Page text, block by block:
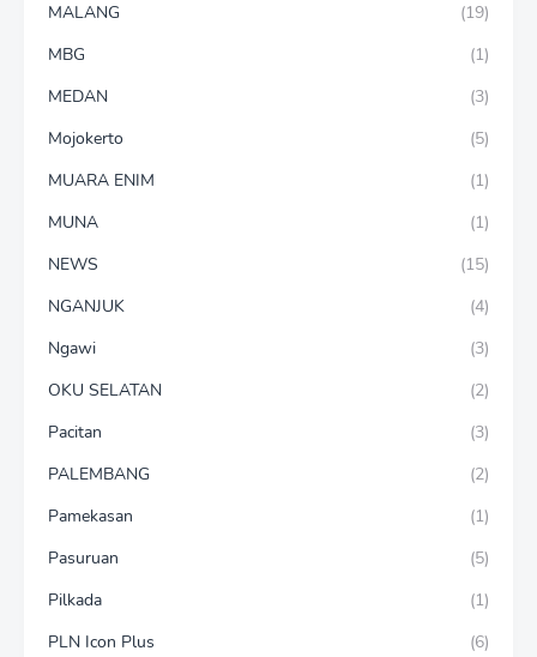
MALANG
(19)
MBG
(1)
MEDAN
(3)
Mojokerto
(5)
MUARA ENIM
(1)
MUNA
(1)
NEWS
(15)
NGANJUK
(4)
Ngawi
(3)
OKU SELATAN
(2)
Pacitan
(3)
PALEMBANG
(2)
Pamekasan
(1)
Pasuruan
(5)
Pilkada
(1)
PLN Icon Plus
(6)